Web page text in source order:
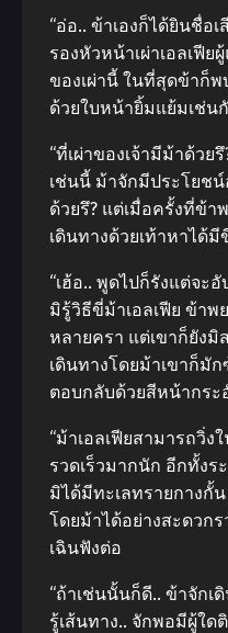
“อ่อ.. ข้าเองก็ได้ยินชื่อ
รองหัวหน้าเผ่าเอลเฟี
ของเผ่านี้ ในที่สุดข้าก็พ
ด้วยใบหน้ายิ้มแย้มเช่น
“ที่เผ่าของเจ้ามีม้าด้ว
เช่นนี้ ม้าจักมีประโยชน์
ด้วยรึ? แต่เมื่อครั้งที่ข้า
เดินทางด้วยเท้าหาได้มี
“เฮ้อ.. พูดไปก็รังแต่จะ
มิรู้วิธีขี่ม้าเอลเฟีย ข้าพ
หลายครา แต่เขาก็ยังมิ
เดินทางโดยม้าเขาก็มั
ตอบกลับด้วยสีหน้ากระ
“ม้าเอลเฟียสามารถวิ่ง
รวดเร็วมากนัก อีกทั้งร
มิได้มีทะเลทรายกางกั้
โดยม้าได้อย่างสะดวกร
เฉินฟังต่อ
“ถ้าเช่นนั้นก็ดี.. ข้าจัก
รู้เส้นทาง.. จักพอมีผู้ใด